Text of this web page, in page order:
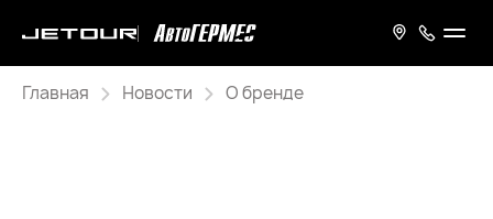
Главная Новости О бренде